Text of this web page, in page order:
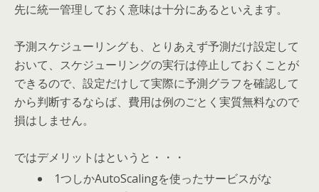
先に統一管理しておく意味は十分にあるといえます。
予測スケジューリングも、とりあえず予測だけ設定して
おいて、スケジューリングの実行は停止しておくことが
できるので、設定だけして実際に予測グラフを確認して
から判断するならば、費用は例のごとく実質無料なので
損はしません。
ではデメリットはというと・・・
1つしかAutoScalingを使ったサービスがな